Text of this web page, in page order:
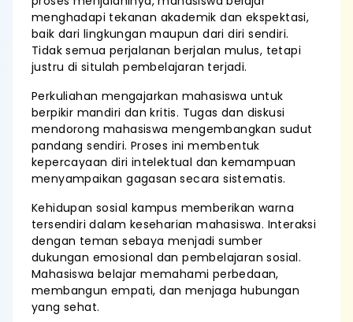
menghadapi tekanan akademik dan ekspektasi,
baik dari lingkungan maupun dari diri sendiri.
Tidak semua perjalanan berjalan mulus, tetapi
justru di situlah pembelajaran terjadi.
Perkuliahan mengajarkan mahasiswa untuk
berpikir mandiri dan kritis. Tugas dan diskusi
mendorong mahasiswa mengembangkan sudut
pandang sendiri. Proses ini membentuk
kepercayaan diri intelektual dan kemampuan
menyampaikan gagasan secara sistematis.
Kehidupan sosial kampus memberikan warna
tersendiri dalam keseharian mahasiswa. Interaksi
dengan teman sebaya menjadi sumber
dukungan emosional dan pembelajaran sosial.
Mahasiswa belajar memahami perbedaan,
membangun empati, dan menjaga hubungan
yang sehat.